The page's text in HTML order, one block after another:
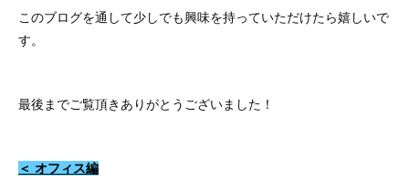
このブログを通して少しでも興味を持っていただけたら嬉しいで
す。
最後までご覧頂きありがとうございました！
＜ オフィス編